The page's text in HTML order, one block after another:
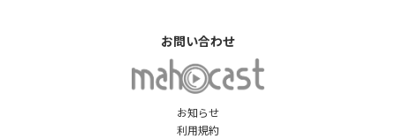
お知らせ
利用規約
お問い合わせ